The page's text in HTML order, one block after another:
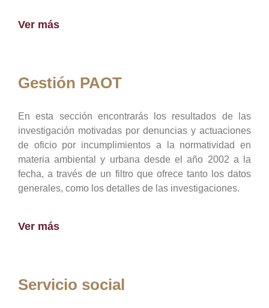
Ver más
Gestión PAOT
En esta sección encontrarás los resultados de las
investigación motivadas por denuncias y actuaciones
de oficio por incumplimientos a la normatividad en
materia ambiental y urbana desde el año 2002 a la
fecha, a través de un filtro que ofrece tanto los datos
generales, como los detalles de las investigaciones.
Ver más
Servicio social